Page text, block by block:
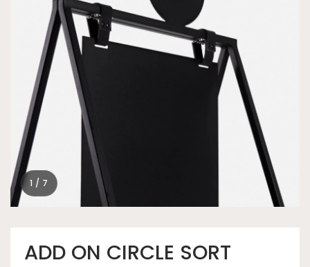
1 / 7
ADD ON CIRCLE SORT